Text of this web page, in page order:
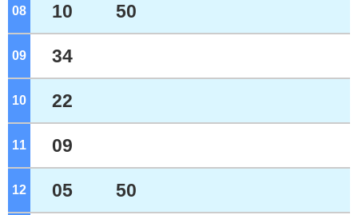
08 10 50
09 34
10 22
11 09
12 05 50